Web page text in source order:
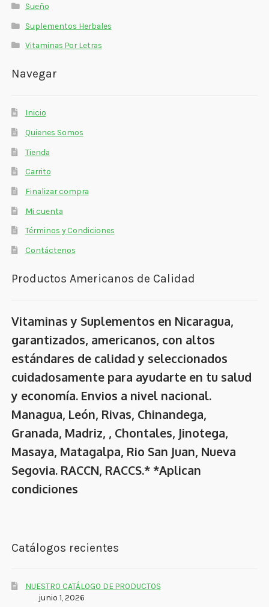
Sueño
Suplementos Herbales
Vitaminas Por Letras
Navegar
Inicio
Quienes Somos
Tienda
Carrito
Finalizar compra
Mi cuenta
Términos y Condiciones
Contáctenos
Productos Americanos de Calidad
Vitaminas y Suplementos en Nicaragua,
garantizados, americanos, con altos
estándares de calidad y seleccionados
cuidadosamente para ayudarte en tu salud
y economía. Envios a nivel nacional.
Managua, León, Rivas, Chinandega,
Granada, Madriz, , Chontales, Jinotega,
Masaya, Matagalpa, Rio San Juan, Nueva
Segovia. RACCN, RACCS.* *Aplican
condiciones
Catálogos recientes
NUESTRO CATÁLOGO DE PRODUCTOS
junio 1, 2026